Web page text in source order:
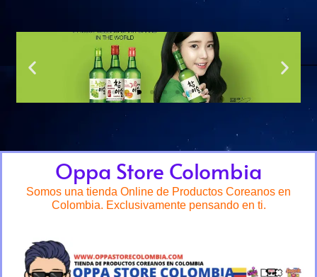
Oppa Store Colombia
Somos una tienda Online de Productos Coreanos en
Colombia. Exclusivamente pensando en ti.